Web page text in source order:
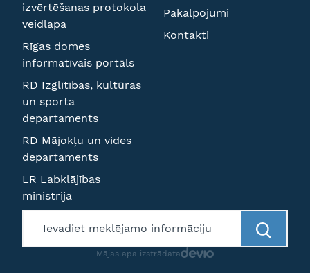
izvērtēšanas protokola
veidlapa
Rīgas domes
informatīvais portāls
RD Izglītības, kultūras
un sporta
departaments
RD Mājokļu un vides
departaments
LR Labklājības
ministrija
Pakalpojumi
Kontakti
Mājaslapa izstrādata